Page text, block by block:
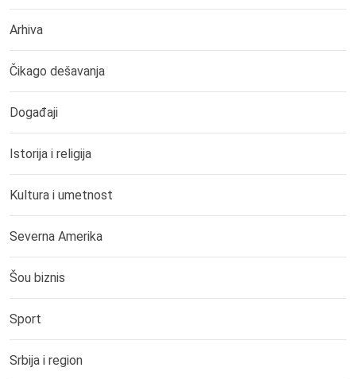
Arhiva
Čikago dešavanja
Događaji
Istorija i religija
Kultura i umetnost
Severna Amerika
Šou biznis
Sport
Srbija i region